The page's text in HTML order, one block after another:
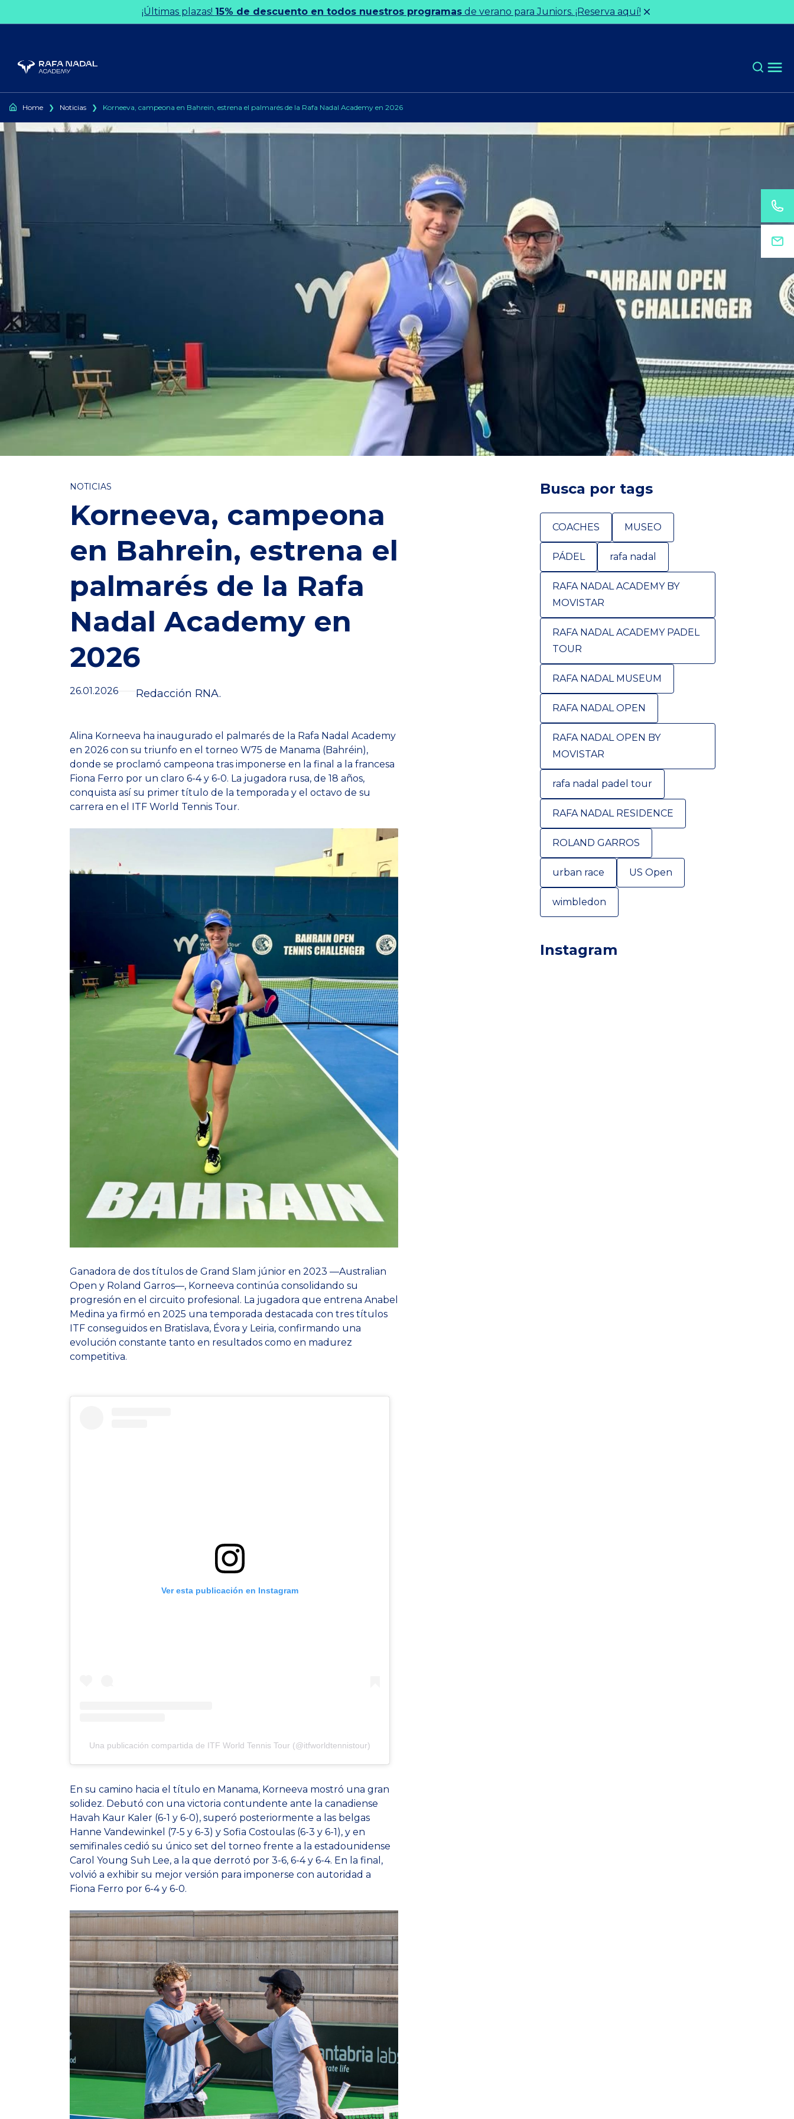
¡Últimas plazas! 15% de descuento en todos nuestros programasde verano para Juniors. ¡Reserva aquí!
Home ❯ Noticias ❯ Korneeva, campeona en Bahrein, estrena el palmarés de la Rafa Nadal Academy en 2026
NOTICIAS
Korneeva, campeona
en Bahrein, estrena el
palmarés de la Rafa
Nadal Academy en
2026
26.01.2026 Redacción RNA.
Alina Korneeva ha inaugurado el palmarés de la Rafa Nadal Academy
en 2026 con su triunfo en el torneo W75 de Manama (Bahréin),
donde se proclamó campeona tras imponerse en la final a la francesa
Fiona Ferro por un claro 6-4 y 6-0. La jugadora rusa, de 18 años,
conquista así su primer título de la temporada y el octavo de su
carrera en el ITF World Tennis Tour.
Ganadora de dos títulos de Grand Slam júnior en 2023 —Australian
Open y Roland Garros—, Korneeva continúa consolidando su
progresión en el circuito profesional. La jugadora que entrena Anabel
Medina ya firmó en 2025 una temporada destacada con tres títulos
ITF conseguidos en Bratislava, Évora y Leiria, confirmando una
evolución constante tanto en resultados como en madurez
competitiva.
Ver esta publicación en Instagram
Una publicación compartida de ITF World Tennis Tour (@itfworldtennistour)
En su camino hacia el título en Manama, Korneeva mostró una gran
solidez. Debutó con una victoria contundente ante la canadiense
Havah Kaur Kaler (6-1 y 6-0), superó posteriormente a las belgas
Hanne Vandewinkel (7-5 y 6-3) y Sofia Costoulas (6-3 y 6-1), y en
semifinales cedió su único set del torneo frente a la estadounidense
Carol Young Suh Lee, a la que derrotó por 3-6, 6-4 y 6-4. En la final,
volvió a exhibir su mejor versión para imponerse con autoridad a
Fiona Ferro por 6-4 y 6-0.
Busca por tags
COACHES MUSEO
PÁDEL rafa nadal
RAFA NADAL ACADEMY BY
MOVISTAR
RAFA NADAL ACADEMY PADEL
TOUR
RAFA NADAL MUSEUM
RAFA NADAL OPEN
RAFA NADAL OPEN BY
MOVISTAR
rafa nadal padel tour
RAFA NADAL RESIDENCE
ROLAND GARROS
urban race US Open
wimbledon
Instagram